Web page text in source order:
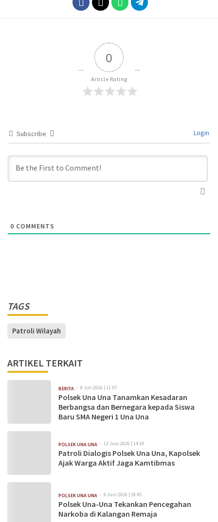
0
Article Rating
Subscribe Login
0 COMMENTS
TAGS
Patroli Wilayah
ARTIKEL TERKAIT
BERITA 8 Juli 2026 | 11:57
Polsek Una Una Tanamkan Kesadaran
Berbangsa dan Bernegara kepada Siswa
Baru SMA Negeri 1 Una Una
POLSEK UNA UNA 13 Juni 2026 | 14:19
Patroli Dialogis Polsek Una Una, Kapolsek
Ajak Warga Aktif Jaga Kamtibmas
POLSEK UNA UNA 9 Juni 2026 | 18:45
Polsek Una-Una Tekankan Pencegahan
Narkoba di Kalangan Remaja